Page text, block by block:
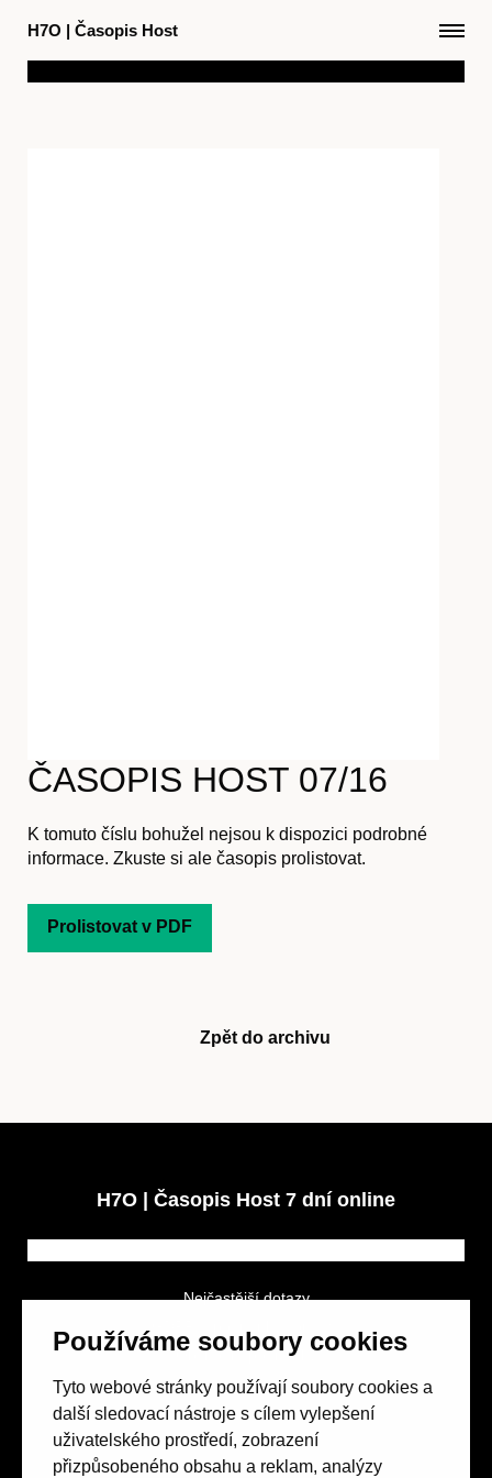
Používáme soubory cookies
Tyto webové stránky používají soubory cookies a
další sledovací nástroje s cílem vylepšení
uživatelského prostředí, zobrazení
přizpůsobeného obsahu a reklam, analýzy
H7O | Časopis Host
Akce
Kontakt
Předplatné
ČASOPIS HOST 07/16
K tomuto číslu bohužel nejsou k dispozici podrobné
informace. Zkuste si ale časopis prolistovat.
Prolistovat v PDF
Zpět do archivu
H7O | Časopis Host 7 dní online
Nejčastější dotazy
Obchodní podmínky